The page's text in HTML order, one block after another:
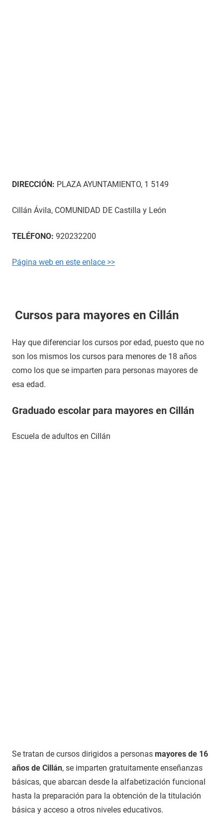
DIRECCIÓN: PLAZA AYUNTAMIENTO, 1 5149
Cillán Ávila, COMUNIDAD DE Castilla y León
TELÉFONO: 920232200
Página web en este enlace >>
Cursos para mayores en Cillán
Hay que diferenciar los cursos por edad, puesto que no
son los mismos los cursos para menores de 18 años
como los que se imparten para personas mayores de
esa edad.
Graduado escolar para mayores en Cillán
Escuela de adultos en Cillán
Se tratan de cursos dirigidos a personas mayores de 16
años de Cillán, se imparten gratuitamente enseñanzas
básicas, que abarcan desde la alfabetización funcional
hasta la preparación para la obtención de la titulación
básica y acceso a otros niveles educativos.